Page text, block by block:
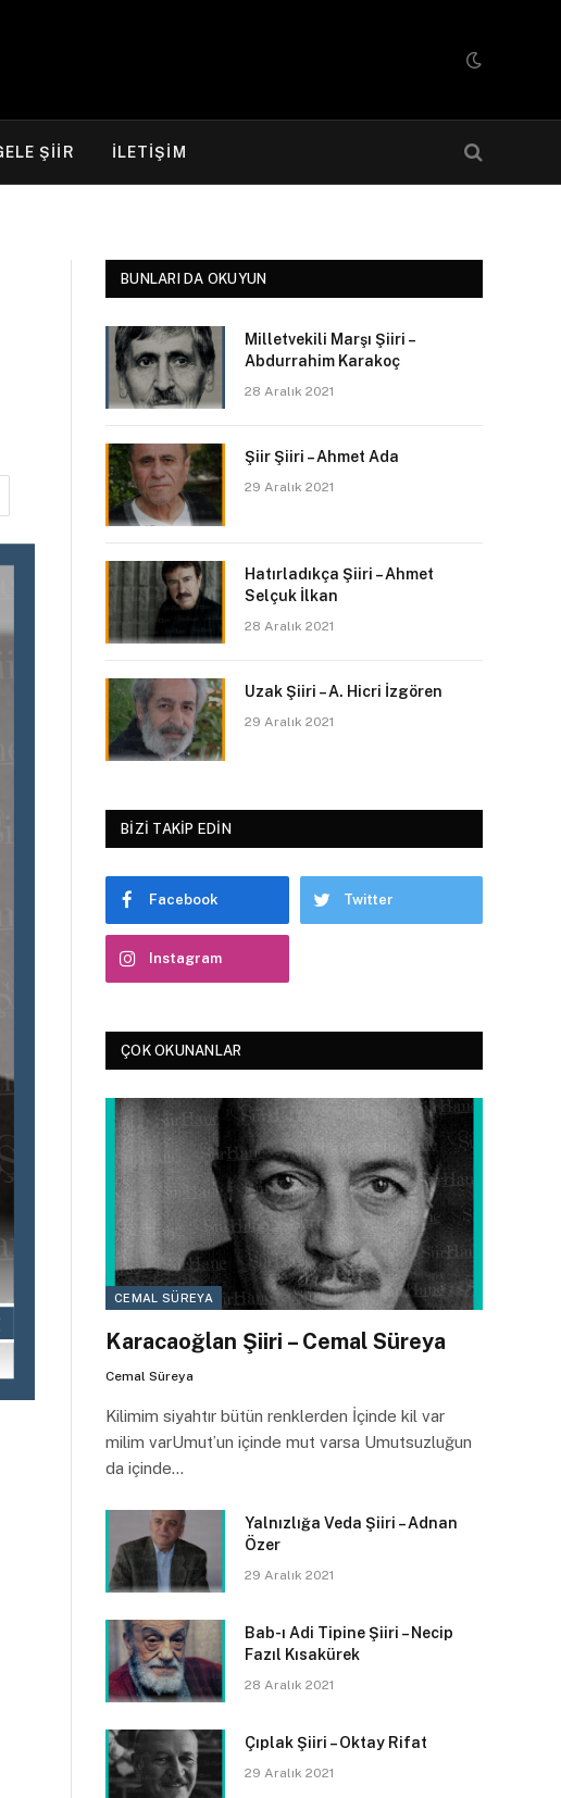
ŞIIR İLETIŞIM
BUNLARI DA OKUYUN
Milletvekili Marşı Şiiri –
Abdurrahim Karakoç
28 Aralık 2021
Şiir Şiiri – Ahmet Ada
29 Aralık 2021
Hatırladıkça Şiiri – Ahmet
Selçuk İlkan
28 Aralık 2021
Uzak Şiiri – A. Hicri İzgören
29 Aralık 2021
BIZI TAKIP EDIN
Facebook Twitter
Instagram
ÇOK OKUNANLAR
CEMAL SÜREYA
Karacaoğlan Şiiri – Cemal Süreya
Cemal Süreya
Kilimim siyahtır bütün renklerden İçinde kil var
milim varUmut’un içinde mut varsa Umutsuzluğun
da içinde…
Yalnızlığa Veda Şiiri – Adnan
Özer
29 Aralık 2021
Bab-ı Adi Tipine Şiiri – Necip
Fazıl Kısakürek
28 Aralık 2021
Çıplak Şiiri – Oktay Rifat
29 Aralık 2021